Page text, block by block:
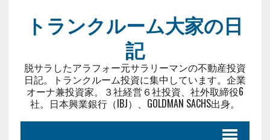
トランクルーム大家の日
記
脱サラしたアラフォー元サラリーマンの不動産投資
日記。トランクルーム投資に集中しています。企業
オーナ兼投資家。３社経営６社投資、社外取締役6
社。日本興業銀行（IBJ）、GOLDMAN SACHS出身。